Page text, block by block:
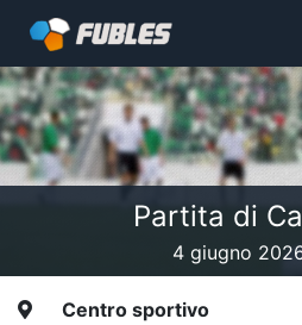
Partita di
4 giugno
Centro sportivo